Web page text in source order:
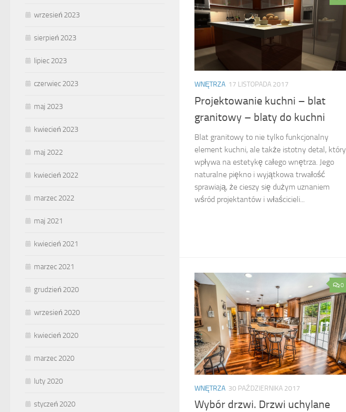
WNĘTRZA 17 LISTOPADA 2017
Projektowanie kuchni – blat
granitowy – blaty do kuchni
Blat granitowy to nie tylko funkcjonalny
element kuchni, ale także istotny detal, który
wpływa na estetykę całego wnętrza. Jego
naturalne piękno i wyjątkowa trwałość
sprawiają, że cieszy się dużym uznaniem
wśród projektantów i właścicieli...
0
WNĘTRZA 30 PAŹDZIERNIKA 2017
Wybór drzwi. Drzwi uchylane
wrzesień 2023
sierpień 2023
lipiec 2023
czerwiec 2023
maj 2023
kwiecień 2023
maj 2022
kwiecień 2022
marzec 2022
maj 2021
kwiecień 2021
marzec 2021
grudzień 2020
wrzesień 2020
kwiecień 2020
marzec 2020
luty 2020
styczeń 2020